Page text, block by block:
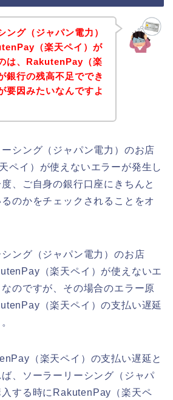
ング（ジャパン電力）
（楽天ペイ）が
は、RakutenPay（楽
銀行の残高不足ででき
要因みたいなんですよ
シング（ジャパン電力）のお店
ペイ）が使えないエラーが発生し
、ご自身の銀行口座にきちんと
のかをチェックされることをオ
ング（ジャパン電力）のお店
（楽天ペイ）が使えないエ
のですが、その場合のエラー原
（楽天ペイ）の支払い遅延
（楽天ペイ）の支払い遅延と
、ソーラーリーシング（ジャパ
する時にRakutenPay（楽天ペ